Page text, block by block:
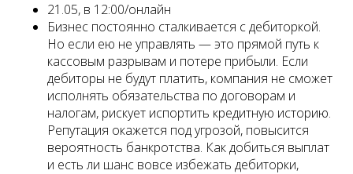
21.05, в 12:00/онлайн
Бизнес постоянно сталкивается с дебиторкой.
Но если ею не управлять — это прямой путь к
кассовым разрывам и потере прибыли. Если
дебиторы не будут платить, компания не сможет
исполнять обязательства по договорам и
налогам, рискует испортить кредитную историю.
Репутация окажется под угрозой, повысится
вероятность банкротства. Как добиться выплат
и есть ли шанс вовсе избежать дебиторки,